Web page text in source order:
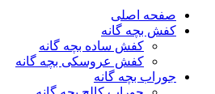
صفحه اصلی
کفش بچه گانه
کفش ساده بچه گانه
کفش عروسکی بچه گانه
جوراب بچه گانه